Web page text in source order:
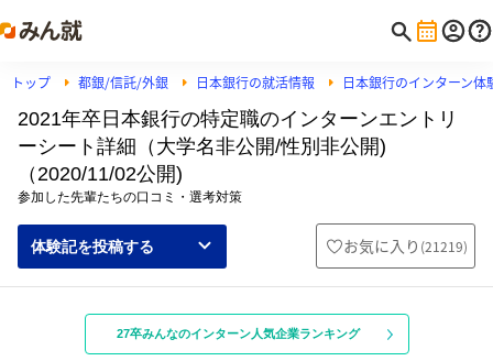
トップ 都銀/信託/外銀 日本銀行の就活情報 日本銀行のインターン体
2021年卒日本銀行の特定職のインターンエントリ
ーシート詳細（大学名非公開/性別非公開)
（2020/11/02公開)
参加した先輩たちの口コミ・選考対策
体験記を投稿する お気に入り (21219)
27卒みんなのインターン人気企業ランキング